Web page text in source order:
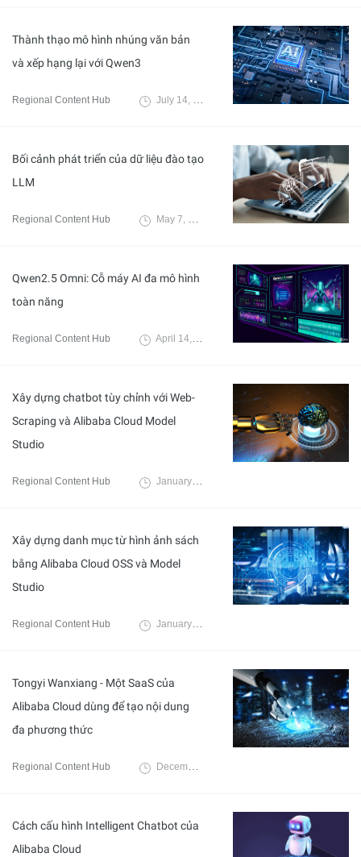
Thành thạo mô hình nhúng văn bản
và xếp hạng lại với Qwen3
Regional Content Hub July 14, 2025
Bối cảnh phát triển của dữ liệu đào tạo
LLM
Regional Content Hub May 7, 2025
Qwen2.5 Omni: Cỗ máy AI đa mô hình
toàn năng
Regional Content Hub April 14, 2025
Xây dựng chatbot tùy chỉnh với Web-
Scraping và Alibaba Cloud Model
Studio
Regional Content Hub January 6, 2025
Xây dựng danh mục từ hình ảnh sách
bằng Alibaba Cloud OSS và Model
Studio
Regional Content Hub January 6, 2025
Tongyi Wanxiang - Một SaaS của
Alibaba Cloud dùng để tạo nội dung
đa phương thức
Regional Content Hub December 2, 2024
Cách cấu hình Intelligent Chatbot của
Alibaba Cloud